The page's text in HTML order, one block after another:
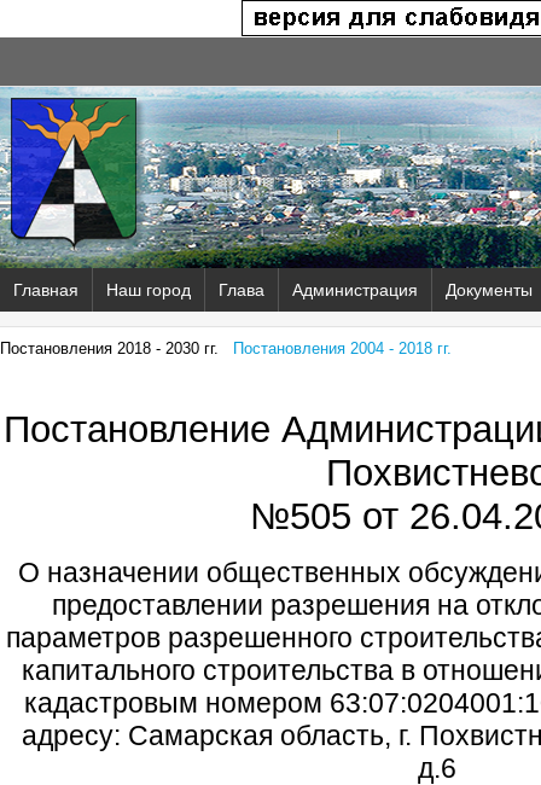
Главная Наш город Глава Администрация Документы
Постановления 2018 - 2030 гг. Постановления 2004 - 2018 гг.
Постановление
№505 от
О назначении общественных
предоставлении разрешения на
параметров разрешенного
капитального строительства в
кадастровым номером
адресу: Самарская область, г.
д.6